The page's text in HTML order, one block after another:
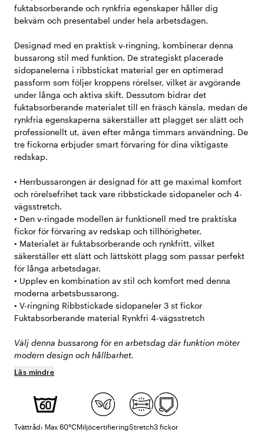
fuktabsorberande och rynkfria egenskaper håller dig
bekväm och presentabel under hela arbetsdagen.
Designad med en praktisk v-ringning, kombinerar denna
bussarong stil med funktion. De strategiskt placerade
sidopanelerna i ribbstickat material ger en optimerad
passform som följer kroppens rörelser, vilket är avgörande
under långa och aktiva skift. Dessutom bidrar det
fuktabsorberande materialet till en fräsch känsla, medan de
rynkfria egenskaperna säkerställer att plagget ser slätt och
professionellt ut, även efter många timmars användning. De
tre fickorna erbjuder smart förvaring för dina viktigaste
redskap.
• Herrbussarongen är designad för att ge maximal komfort
och rörelsefrihet tack vare ribbstickade sidopaneler och 4-
vägsstretch.
• Den v-ringade modellen är funktionell med tre praktiska
fickor för förvaring av redskap och tillhörigheter.
• Materialet är fuktabsorberande och rynkfritt, vilket
säkerställer ett slätt och lättskött plagg som passar perfekt
för långa arbetsdagar.
• Upplev en kombination av stil och komfort med denna
moderna arbetsbussarong.
• V-ringning Ribbstickade sidopaneler 3 st fickor
Fuktabsorberande material Rynkfri 4-vägsstretch
Välj denna bussarong för en arbetsdag där funktion möter
modern design och hållbarhet.
Läs mindre
Tvättråd: Max 60°CMiljöcertifieringStretch3 fickor